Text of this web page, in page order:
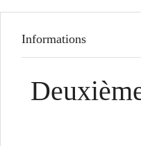
Informations